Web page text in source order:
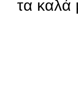
τα καλά